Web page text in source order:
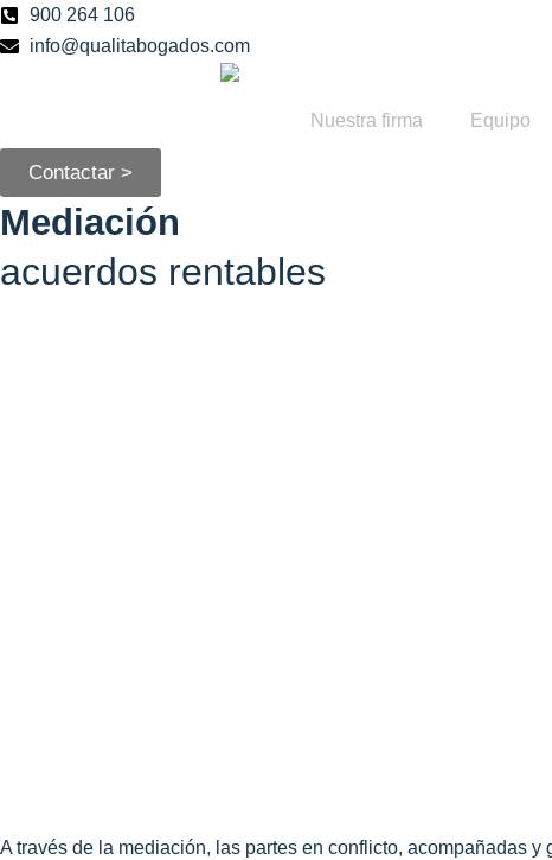
Ir
al
900 264 106
info@qualitabogados.com
Nuestra firma Equipo
Contactar >
Mediación
acuerdos rentables
A través de la mediación, las partes en conflicto, acompañadas